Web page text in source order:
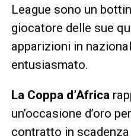
League sono un
giocatore delle sue
apparizioni in
entusiasmato.
La Coppa d’Africa
un’occasione d’oro
contratto in